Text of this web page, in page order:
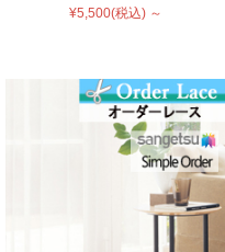
¥5,500(税込) ～